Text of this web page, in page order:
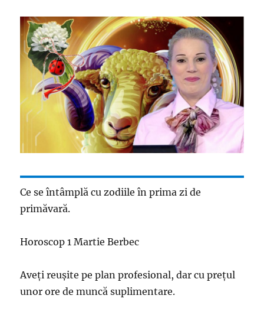
Ce se întâmplă cu zodiile în prima zi de
primăvară.
Horoscop 1 Martie Berbec
Aveți reușite pe plan profesional, dar cu prețul
unor ore de muncă suplimentare.